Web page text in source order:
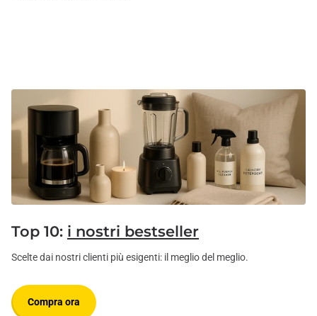
Top 10: i nostri bestseller
Scelte dai nostri clienti più esigenti: il meglio del meglio.
Compra ora